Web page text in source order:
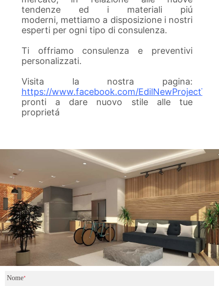
tendenze ed i materiali piú
moderni, mettiamo a disposizione i nostri
esperti per ogni tipo di consulenza.
Ti offriamo consulenza e preventivi
personalizzati.
Visita la nostra pagina:
https://www.facebook.com/
pronti a dare nuovo stile alle tue
proprietá
Nome*